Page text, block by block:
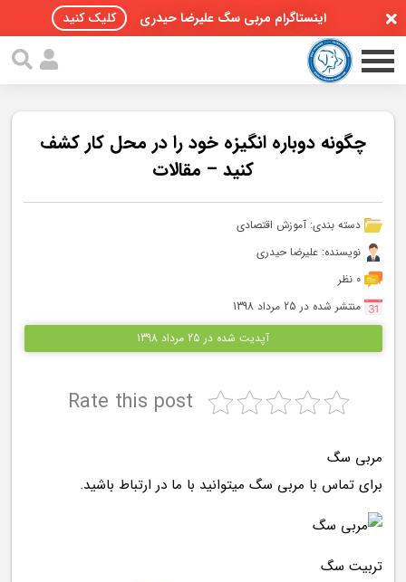
اینستاگرام مربی سگ علیرضا حیدری کلیک کنید
صفحه اصلی
مقالات سگ ها
پادکست سگ ها
سمینار تهران 96
تماس با ما
چگونه دوباره انگیزه خود را در محل کار کشف
کنید – مقالات
دسته بندی:آموزش اقتصادی
نویسنده: علیرضا حیدری
0 نظر
منتشر شده در 25 مرداد 1398
آپدیت شده در 25 مرداد 1398
Rate this post
مربی سگ
برای تماس با مربی سگ میتوانید با ما در ارتباط باشید.
تربیت سگ